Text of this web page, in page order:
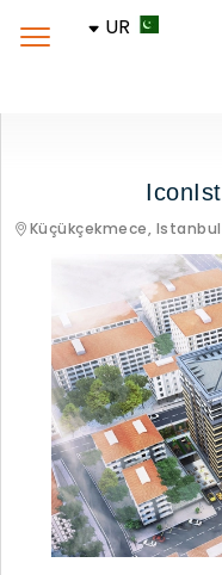
UR
IconIst
Küçükçekmece, Istanbul